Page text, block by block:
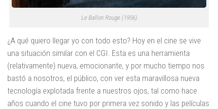
Le Ballon Rouge (1956)
¿A qué quiero llegar yo con todo esto? Hoy en el cine se vive
una situación similar con el CGI. Esta es una herramienta
(relativamente) nueva, emocionante, y por mucho tiempo nos
bastó a nosotros, el público, con ver esta maravillosa nueva
tecnología explotada frente a nuestros ojos, tal como hace
años cuando el cine tuvo por primera vez sonido y las películas